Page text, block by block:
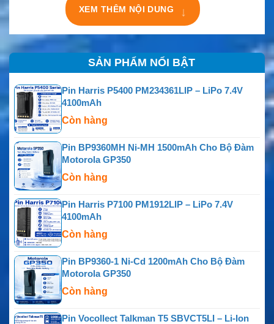
XEM THÊM NỘI DUNG ↓
SẢN PHẨM NỔI BẬT
Pin Harris P5400 PM234361LIP – LiPo 7.4V
4100mAh
Còn hàng
Pin BP9360MH Ni-MH 1500mAh Cho Bộ Đàm
Motorola GP350
Còn hàng
Pin Harris P7100 PM1912LIP – LiPo 7.4V
4100mAh
Còn hàng
Pin BP9360-1 Ni-Cd 1200mAh Cho Bộ Đàm
Motorola GP350
Còn hàng
Pin Vocollect Talkman T5 SBVCT5LI – Li-Ion